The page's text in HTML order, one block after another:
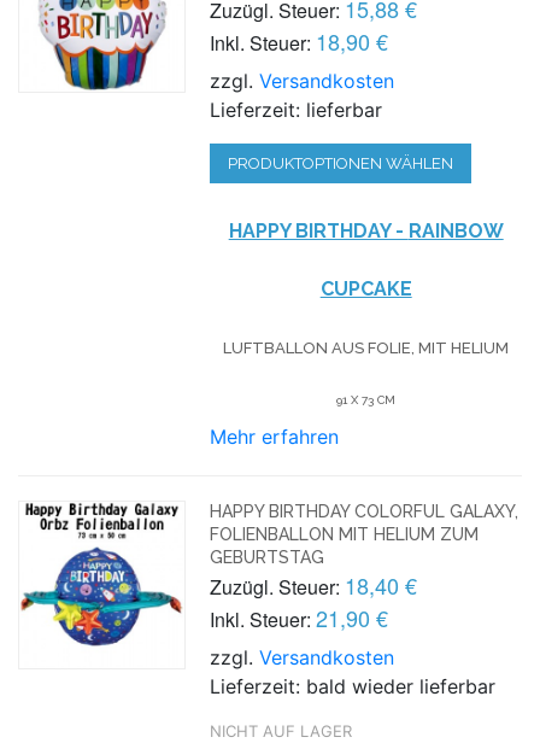
Zuzügl. Steuer: 15,88 €
Inkl. Steuer: 18,90 €
zzgl.Versandkosten
Lieferzeit: lieferbar
PRODUKTOPTIONEN WÄHLEN
HAPPY BIRTHDAY - RAINBOW
CUPCAKE
LUFTBALLON AUS FOLIE, MIT HELIUM
91 X 73 CM
Mehr erfahren
HAPPY BIRTHDAY COLORFUL GALAXY,
FOLIENBALLON MIT HELIUM ZUM
GEBURTSTAG
Zuzügl. Steuer: 18,40 €
Inkl. Steuer: 21,90 €
zzgl.Versandkosten
Lieferzeit: bald wieder lieferbar
NICHT AUF LAGER